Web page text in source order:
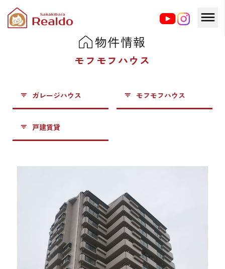
物件情報
モフモフハウス
ガレージハウス モフモフハウス
戸建賃貸